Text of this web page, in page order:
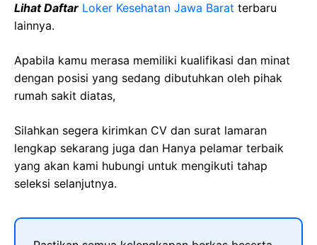
Lihat Daftar Loker Kesehatan Jawa Barat terbaru
lainnya.
Apabila kamu merasa memiliki kualifikasi dan minat
dengan posisi yang sedang dibutuhkan oleh pihak
rumah sakit diatas,
Silahkan segera kirimkan CV dan surat lamaran
lengkap sekarang juga dan Hanya pelamar terbaik
yang akan kami hubungi untuk mengikuti tahap
seleksi selanjutnya.